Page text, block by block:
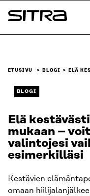
Siirry
suoraan
Sitra
ETUSIVU BLOGI ELÄ
BLOGI
Elä
mukaan –
valintojesi
esimerkilläsi
Kestävien
omaan